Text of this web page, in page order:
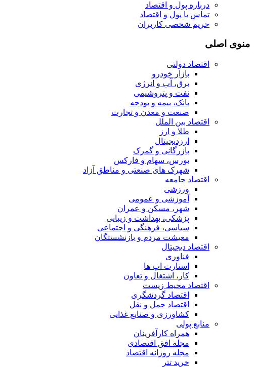
درباره پول و اقتصاد
تماس با پول و اقتصاد
حریم شخصی کاربران
منوی اصلی
اقتصاد دولتی
بازار خودرو
برق، آب و انرژی
نفت و پتروشیمی
بانک، بیمه و بودجه
صنعت و معدن و تجارت
اقتصاد بین الملل
طلا و ارز
ارزدیجیتال
بازرگانی و گمرک
بورس، سهام و فارکس
شهرک های صنعتی و مناطق آزاد
اقتصاد جامعه
ورزشی
آموزشی و عمومی
شهر، مسکن و عمران
پزشکی، بهداشت و زیبایی
سیاسی، فرهنگی و اجتماعی
معیشت مردم و بازنشستگان
اقتصاد دیجیتال
فناوری
استارت اپ ها
کار، اشتغال و تعاون
اقتصاد محیط زیست
اقتصاد گردشگری
اقتصاد حمل و نقل
کشاورزی و صنایع غذایی
منابع پولی
همراه کارآفرینان
مجله افق اقتصادی
مجله روزانه اقتصاد
خرید تتر